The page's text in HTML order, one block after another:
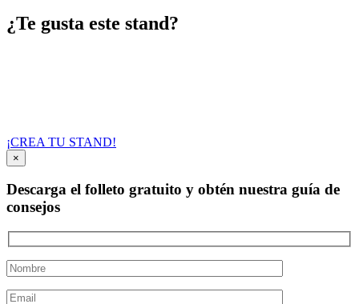
¿Te gusta este stand?
¡CREA TU STAND!
×
Descarga el folleto gratuito y obtén nuestra guía de
consejos